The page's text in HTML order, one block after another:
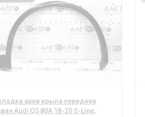
арки крыла передняя
Audi Q5 80A 18-20 S-Line,